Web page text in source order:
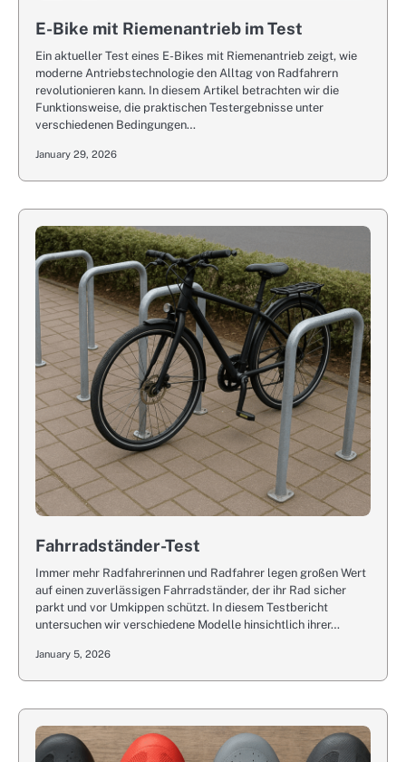
E-Bike mit Riemenantrieb im Test
Ein aktueller Test eines E-Bikes mit Riemenantrieb zeigt, wie
moderne Antriebstechnologie den Alltag von Radfahrern
revolutionieren kann. In diesem Artikel betrachten wir die
Funktionsweise, die praktischen Testergebnisse unter
verschiedenen Bedingungen…
January 29, 2026
Fahrradständer-Test
Immer mehr Radfahrerinnen und Radfahrer legen großen Wert
auf einen zuverlässigen Fahrradständer, der ihr Rad sicher
parkt und vor Umkippen schützt. In diesem Testbericht
untersuchen wir verschiedene Modelle hinsichtlich ihrer…
January 5, 2026